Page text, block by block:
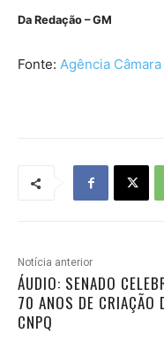
Da Redação – GM
Fonte: Agência
Notícia anterior
ÁUDIO: SENADO
70 ANOS DE CRIAÇÃO
CNPQ